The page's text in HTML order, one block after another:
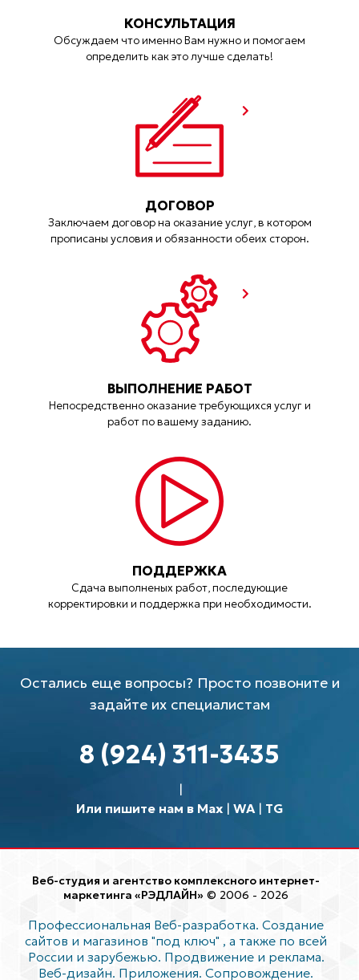
КОНСУЛЬТАЦИЯ
Обсуждаем что именно Вам нужно и помогаем
определить как это лучше сделать!
ДОГОВОР
Заключаем договор на оказание услуг, в котором
прописаны условия и обязанности обеих сторон.
ВЫПОЛНЕНИЕ РАБОТ
Непосредственно оказание требующихся услуг и
работ по вашему заданию.
ПОДДЕРЖКА
Сдача выполненых работ, последующие
корректировки и поддержка при необходимости.
Остались еще вопросы? Просто позвоните и
задайте их специалистам
8 (924) 311-3435
Или пишите нам в Max| WA| TG
Веб-студия и агентство комплексного интернет-
маркетинга «РЭДЛАЙН» © 2006 - 2026
Профессиональная Веб-разработка. Создание
сайтов и магазинов "под ключ" , а также по всей
России и зарубежью. Продвижение и реклама.
Веб-дизайн. Приложения. Сопровождение.